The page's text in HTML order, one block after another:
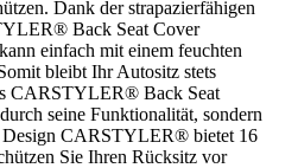
Dank der strapazierfähigen
Back Seat Cover
einfach mit einem feuchten
bleibt Ihr Autositz stets
CARSTYLER® Back Seat
seine Funktionalität, sondern
Design CARSTYLER® bietet 16
Sie Ihren Rücksitz vor